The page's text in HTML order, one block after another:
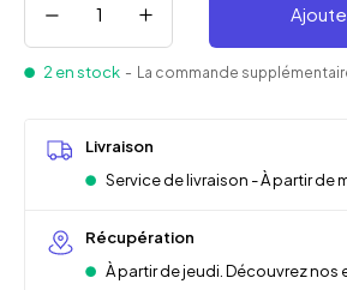
2 en stock - La commande
Livraison
Service de livraison - À partir de
Récupération
À partir de jeudi. Découvrez nos